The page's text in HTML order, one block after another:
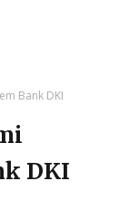
Bank DKI
DKI